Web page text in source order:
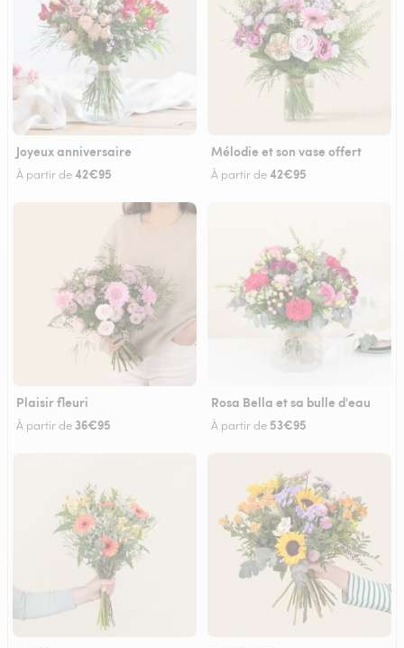
Joyeux anniversaire
À partir de42€95
Mélodie et son vase offert
À partir de42€95
Plaisir fleuri
À partir de 36€95
Rosa Bella et sa bulle d'eau
À partir de 53€95